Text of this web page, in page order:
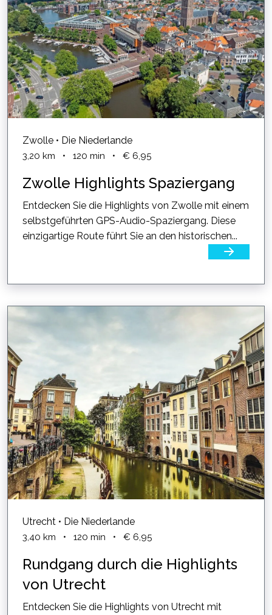
Zwolle • Die Niederlande
3,20 km • 120 min • € 6,95
Zwolle Highlights Spaziergang
Entdecken Sie die Highlights von Zwolle mit einem
selbstgeführten GPS-Audio-Spaziergang. Diese
einzigartige Route führt Sie an den historischen...
Utrecht • Die Niederlande
3,40 km • 120 min • € 6,95
Rundgang durch die Highlights
von Utrecht
Entdecken Sie die Highlights von Utrecht mit